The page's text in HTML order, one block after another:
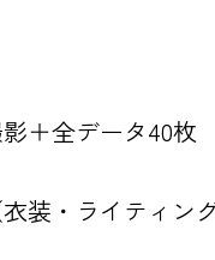
＋全データ40枚
装・ライティン